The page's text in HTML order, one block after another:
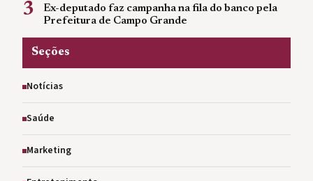
3
Ex-deputado faz campanha na fila do banco pela
Prefeitura de Campo Grande
Seções
Notícias
Saúde
Marketing